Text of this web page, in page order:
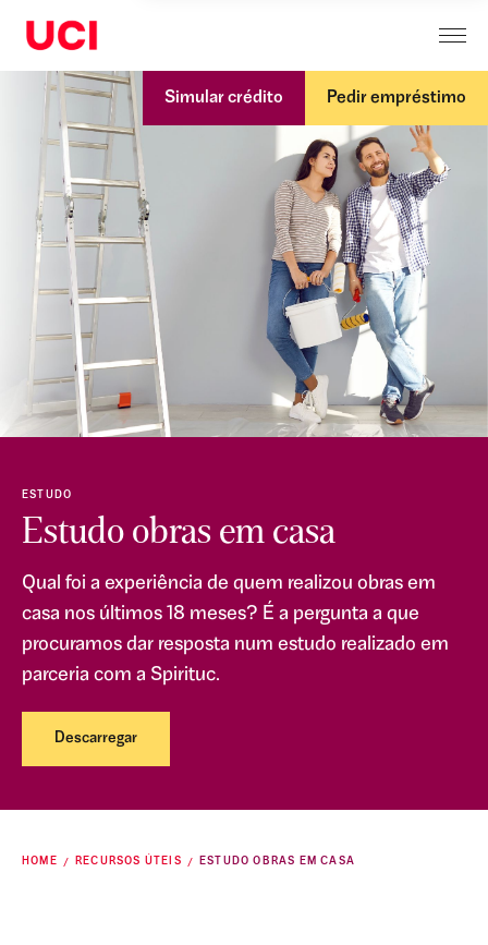
Simular crédito Pedir empréstimo
ESTUDO
Estudo obras em casa
Qual foi a experiência de quem realizou obras em
casa nos últimos 18 meses? É a pergunta a que
procuramos dar resposta num estudo realizado em
parceria com a Spirituc.
Descarregar
HOME RECURSOS ÚTEIS ESTUDO OBRAS EM CASA